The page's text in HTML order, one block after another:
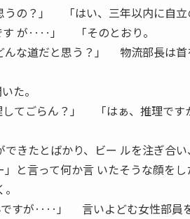
うの？」 「はい、三年以内に自立
す が‥‥」 「そのとおり。
んな道だと思う？」 物流部長は首
た。
てごらん？」 「はぁ、推理で
きたとばかり、ビー ルを注ぎ合い
と言って何か言 いたそうな顔をし
すが‥‥」 言いよどむ女性部員